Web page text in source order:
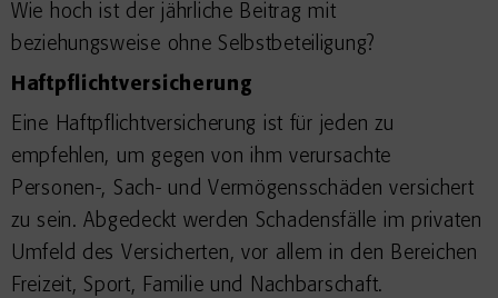
Wie hoch ist der jährliche Beitrag mit
beziehungsweise ohne Selbstbeteiligung?
Haftpflichtversicherung
Eine Haftpflichtversicherung ist für jeden zu
empfehlen, um gegen von ihm verursachte
Personen-, Sach- und Vermögensschäden versichert
zu sein. Abgedeckt werden Schadensfälle im privaten
Umfeld des Versicherten, vor allem in den Bereichen
Freizeit, Sport, Familie und Nachbarschaft.